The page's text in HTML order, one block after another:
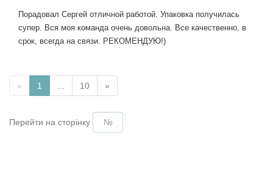
Порадовал Сергей отличной работой. Упаковка получилась
супер. Вся моя команда очень довольна. Все качественно, в
срок, всегда на связи. РЕКОМЕНДУЮ!)
« 1 10 »
Перейти на сторінку